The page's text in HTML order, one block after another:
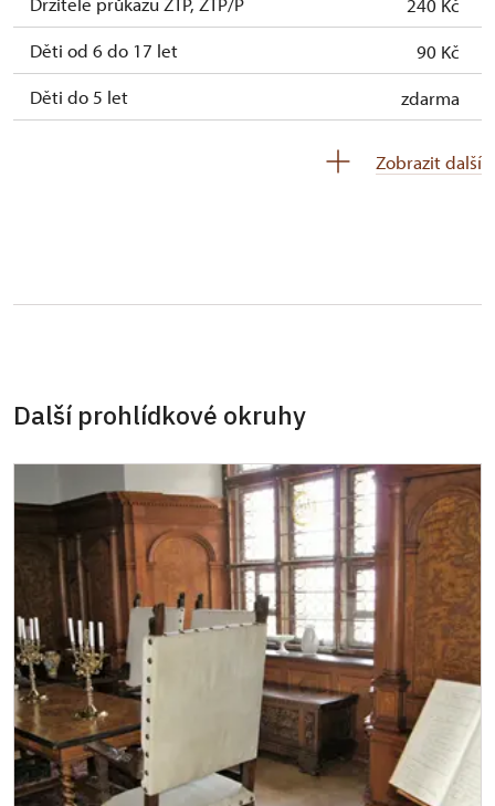
240 Kč
Děti od 6 do 17 let
90 Kč
Děti do 5 let
zdarma
Celoroční volné vstupenky vydané NPÚ
Jednorázové vstupenky vydané NPÚ
zdarma
Průkaz zaměstnance NPÚ (+ až 3 rodinní
příslušníci)
zdarma
Průkaz Náš člověk *
zdarma
Kastelánský vstup
zdarma
* Platí pouze pro jednu osobu (držitele
průkazu)
Zobrazit další
Další prohlídkové okruhy